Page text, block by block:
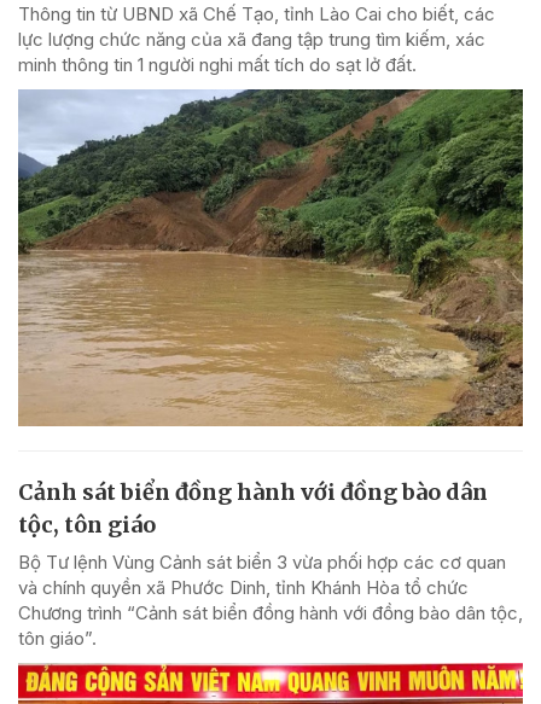
Thông tin từ UBND xã Chế Tạo, tỉnh Lào Cai cho biết, các
lực lượng chức năng của xã đang tập trung tìm kiếm, xác
minh thông tin 1 người nghi mất tích do sạt lở đất.
Cảnh sát biển đồng hành với đồng bào dân
tộc, tôn giáo
Bộ Tư lệnh Vùng Cảnh sát biển 3 vừa phối hợp các cơ quan
và chính quyền xã Phước Dinh, tỉnh Khánh Hòa tổ chức
Chương trình “Cảnh sát biển đồng hành với đồng bào dân tộc,
tôn giáo”.